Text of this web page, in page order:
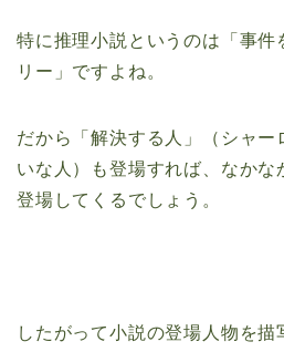
特に推理小説というのは「事件
リー」ですよね。
だから「解決する人」（シャー
いな人）も登場すれば、なかな
登場してくるでしょう。
したがって小説の登場人物を描